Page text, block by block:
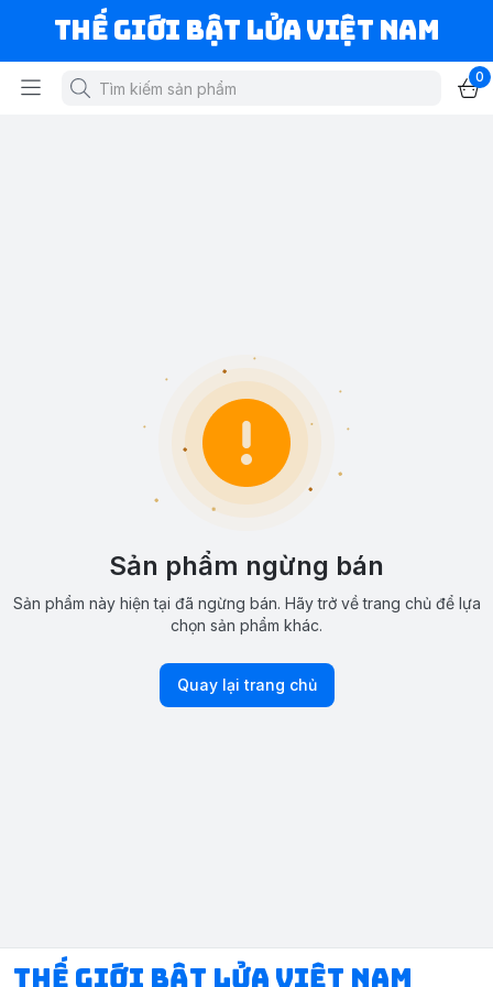
Thế Giới Bật Lửa Việt Nam
0
Sản phẩm ngừng bán
Sản phẩm này hiện tại đã ngừng bán. Hãy trở về trang chủ để lựa
chọn sản phẩm khác.
Quay lại trang chủ
Thế Giới Bật Lửa Việt Nam